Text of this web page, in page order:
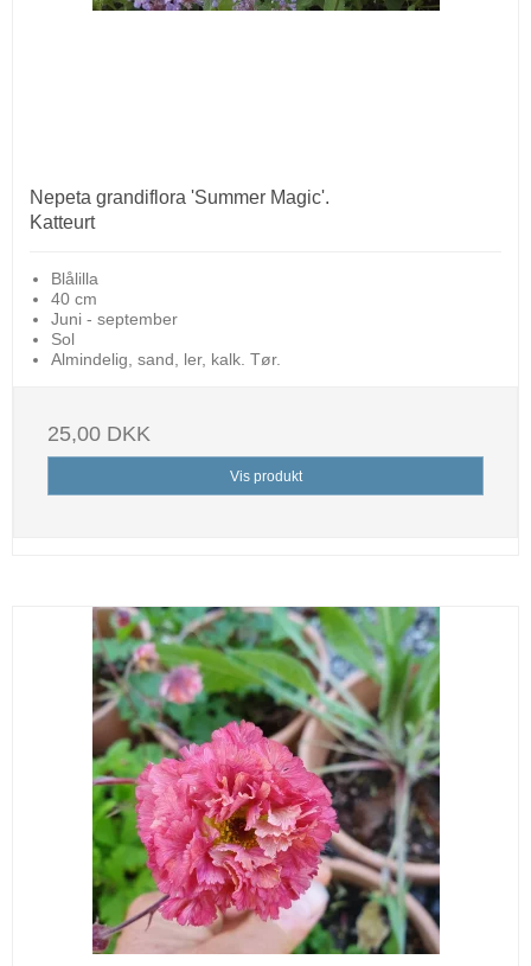
Nepeta grandiflora 'Summer Magic'.
Katteurt
Blålilla
40 cm
Juni - september
Sol
Almindelig, sand, ler, kalk. Tør.
25,00 DKK
Vis produkt